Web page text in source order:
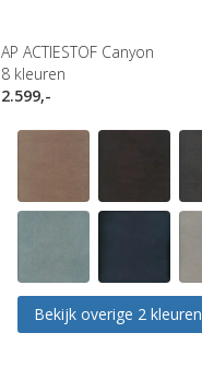
AP ACTIESTOF Canyon
8 kleuren
2.599,-
Bekijk overige 2 kleuren